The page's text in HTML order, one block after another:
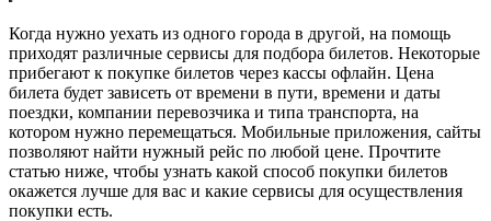
Когда нужно уехать из одного города в другой, на помощь
приходят различные сервисы для подбора билетов. Некоторые
прибегают к покупке билетов через кассы офлайн. Цена
билета будет зависеть от времени в пути, времени и даты
поездки, компании перевозчика и типа транспорта, на
котором нужно перемещаться. Мобильные приложения, сайты
позволяют найти нужный рейс по любой цене. Прочтите
статью ниже, чтобы узнать какой способ покупки билетов
окажется лучше для вас и какие сервисы для осуществления
покупки есть.